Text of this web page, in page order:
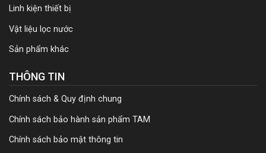
Linh kiện thiết bị
Vật liệu lọc nước
Sản phẩm khác
THÔNG TIN
Chính sách & Quy định chung
Chính sách bảo hành sản phẩm TAM
Chính sách bảo mật thông tin